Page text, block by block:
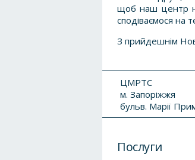
щоб наш центр
сподіваємося на
З прийдешнім
ЦМРТС
м. Запоріжжя
бульв. Марії
Послуги